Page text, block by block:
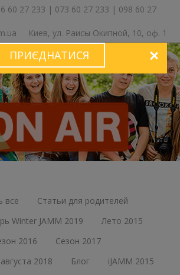
60 27 233 | 073 60 27 233 | 098 60 27
Киев, ул. Раисы Окипной, 10, оф. 1
все
Статьи для родителей
Winter JAMM 2019
Лето 2015
2016
Сезон 2017
2018
Блог
iJAMM 2015
ПРИЄДНАТИСЯ